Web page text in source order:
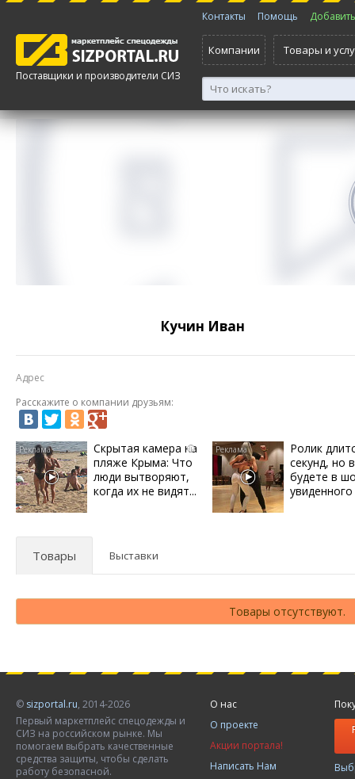
Поставщики и производители СИЗ
Контакты Помощь
Компании Товары и
Кучин Иван
Адрес
Расскажите о компании друзьям:
i
Скрытая камера на
пляже Крыма: Что
люди вытворяют,
когда их не видят...
Ролик
секунд, но
будете в
увиденного
Товары Выставки
Товары отсутствуют.
© sizportal.ru, 2014-2026
Первый маркетплейс спецодежды и
СИЗ на российском рынке. Мы
помогаем выбрать качественные
средства защиты, чтобы сделать
работу безопасной.
О нас
О проекте
Акции портала!
Написать Нам